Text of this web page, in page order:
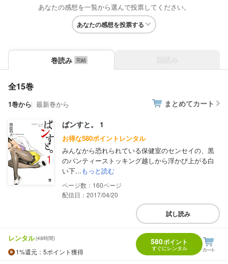
あなたの感想を一覧から選んで投票してください。
あなたの感想を投票する
巻読み
全15巻
1巻から 最新巻から まとめてカート
ぱンすと。 1
お得な580ポイントレンタル
みんなから恐れられている保健室のセンセイの、黒
のパンティーストッキング越しから浮かび上がる白
い下...もっと読む
160
配信日：2017/04/20
試し読み
レンタル(48時間)
1%還元 ：5ポイント獲得
580ポイント
すぐにレンタル